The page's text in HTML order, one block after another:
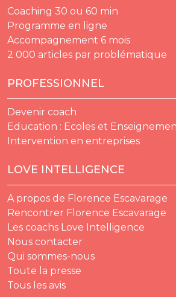
Coaching 30 ou 60 min
Programme en ligne
Accompagnement 6 mois
2 000 articles par problématique
PROFESSIONNEL
Devenir coach
Education : Ecoles et
Intervention en entreprises
LOVE INTELLIGENCE
A propos de Florence Escavarage
Rencontrer Florence Escavarage
Les coachs Love Intelligence
Nous contacter
Qui sommes-nous
Toute la presse
Tous les avis